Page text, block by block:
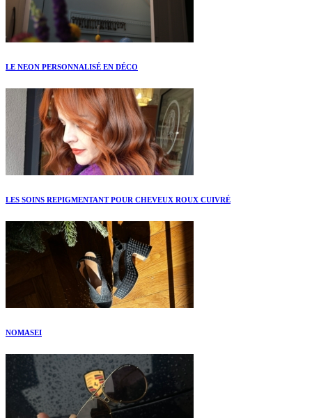
LE NEON PERSONNALISÉ EN DÉCO
LES SOINS REPIGMENTANT POUR CHEVEUX ROUX CUIVRÉ
NOMASEI